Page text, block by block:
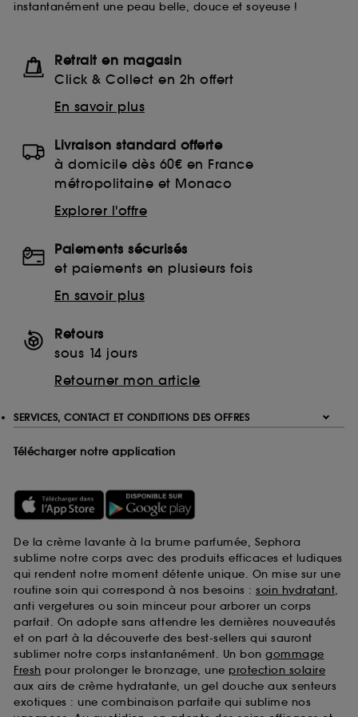
instantanément une peau belle, douce et soyeuse !
Retrait en magasin
Click & Collect en 2h offert
En savoir plus
Livraison standard offerte
à domicile dès 60€ en France
métropolitaine et Monaco
Explorer l'offre
Paiements sécurisés
et paiements en plusieurs fois
En savoir plus
Retours
sous 14 jours
Retourner mon article
SERVICES, CONTACT ET CONDITIONS DES OFFRES
Télécharger notre application
De la crème lavante à la brume parfumée, Sephora
sublime notre corps avec des produits efficaces et ludiques
qui rendent notre moment détente unique. On mise sur une
routine soin qui correspond à nos besoins : soin hydratant,
anti vergetures ou soin minceur pour arborer un corps
parfait. On adopte sans attendre les dernières nouveautés
et on part à la découverte des best-sellers qui sauront
sublimer notre corps instantanément. Un bon gommage
Fresh pour prolonger le bronzage, une protection solaire
aux airs de crème hydratante, un gel douche aux senteurs
exotiques : une combinaison parfaite qui sublime nos
lecture de ces traceurs requiert votre accord. Vous
choix" ci-dessous ou décider de "tout accepter".
Sephora pourra associer les informations de
navigation collectées par ces Cookies, pour les
collectées ou générées lors de votre activité en ligne
sur "continuer sans accepter". Voous pouvez à tout
moment choisir de retirer votrte consentement. Si vous
utilisés, cliquez ici.